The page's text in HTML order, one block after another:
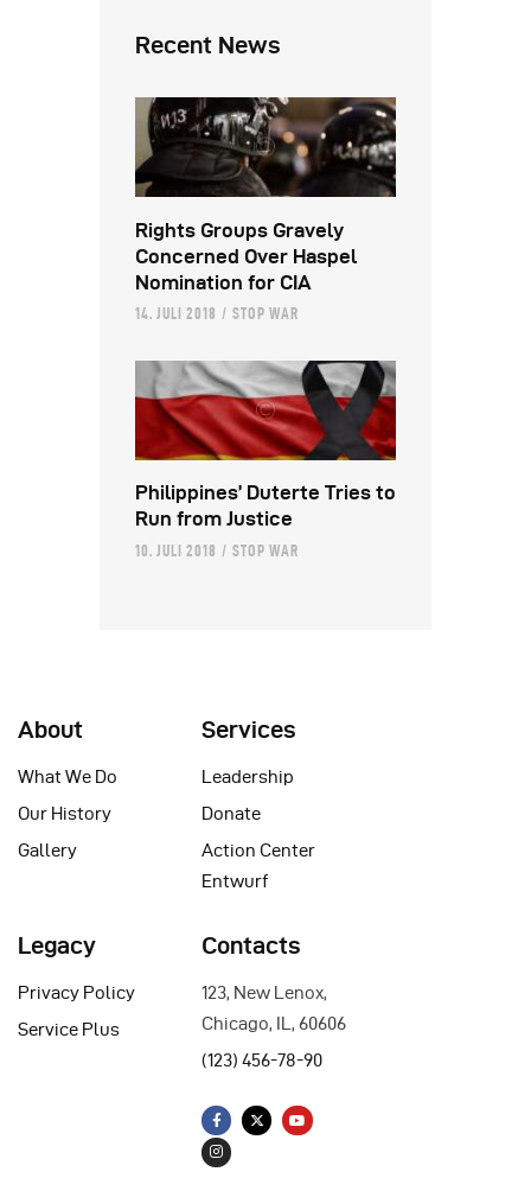
Recent News
Rights Groups Gravely
Concerned Over Haspel
Nomination for CIA
14. JULI 2018 STOP WAR
Philippines’ Duterte Tries to
Run from Justice
10. JULI 2018 STOP WAR
About
What We Do
Our History
Gallery
Services
Leadership
Donate
Action Center
Entwurf
Legacy
Privacy Policy
Service Plus
Contacts
123, New Lenox,
Chicago, IL, 60606
(123) 456-78-90